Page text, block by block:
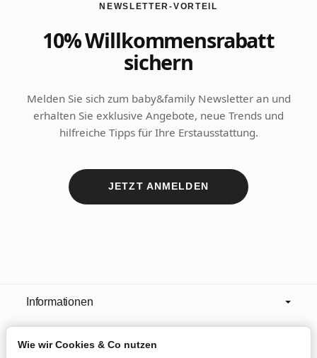
NEWSLETTER-VORTEIL
10% Willkommensrabatt
sichern
Melden Sie sich zum baby&family Newsletter an und
erhalten Sie exklusive Angebote, neue Trends und
hilfreiche Tipps für Ihre Erstausstattung.
JETZT ANMELDEN
Informationen
Mehr über
Wie wir Cookies & Co nutzen